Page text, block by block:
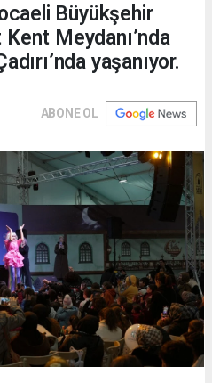
Büyükşehir
Meydanı’nda
yaşanıyor.
ABONE OL